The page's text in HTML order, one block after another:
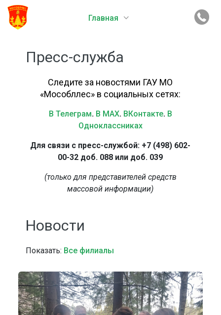
Главная
Пресс-служба
Следите за новостями ГАУ МО
«Мособллес» в социальных сетях:
В Телеграм. В MAX. ВКонтакте. В
Одноклассниках
Для связи с пресс-службой: +7 (498) 602-
00-32 доб. 088 или доб. 039
(только для представителей средств
массовой информации)
Новости
Показать: Все филиалы